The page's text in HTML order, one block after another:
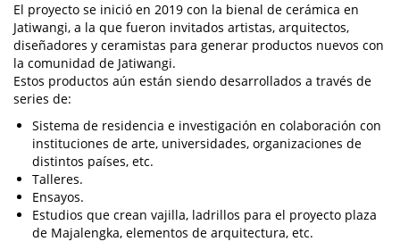
El proyecto se inició en 2019 con la bienal de cerámica en
Jatiwangi, a la que fueron invitados artistas, arquitectos,
diseñadores y ceramistas para generar productos nuevos con
la comunidad de Jatiwangi.
Estos productos aún están siendo desarrollados a través de
series de:
Sistema de residencia e investigación en colaboración con
instituciones de arte, universidades, organizaciones de
distintos países, etc.
Talleres.
Ensayos.
Estudios que crean vajilla, ladrillos para el proyecto plaza
de Majalengka, elementos de arquitectura, etc.